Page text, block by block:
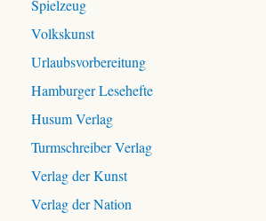
Spielzeug
Volkskunst
Urlaubsvorbereitung
Hamburger Lesehefte
Husum Verlag
Turmschreiber Verlag
Verlag der Kunst
Verlag der Nation